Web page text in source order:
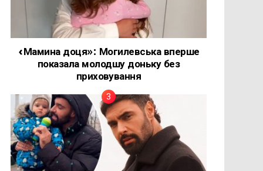
«Мамина доця»: Могилевська вперше
показала молодшу доньку без
приховування